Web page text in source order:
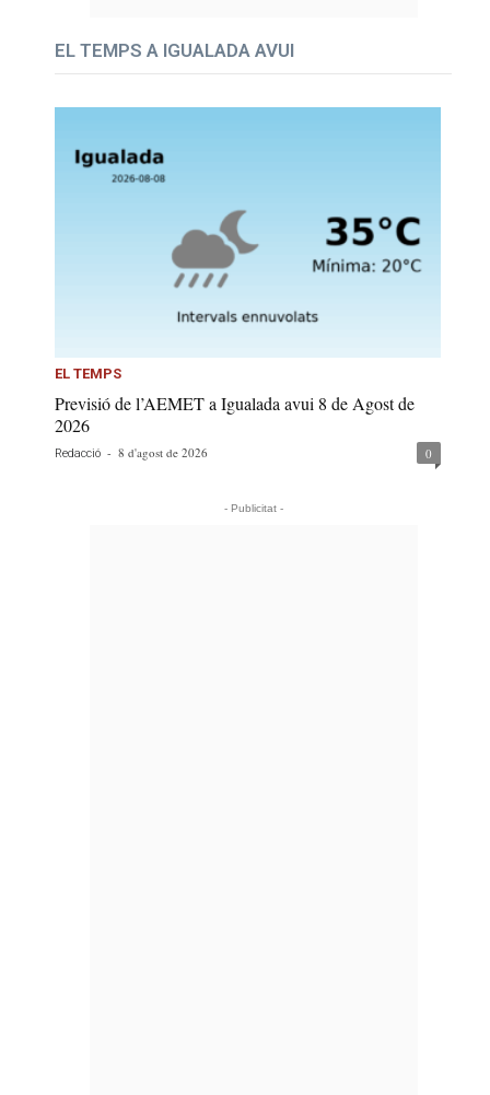
EL TEMPS A IGUALADA AVUI
EL TEMPS
Previsió de l’AEMET a Igualada avui 8 de Agost de
2026
Redacció - 8 d'agost de 2026 0
- Publicitat -